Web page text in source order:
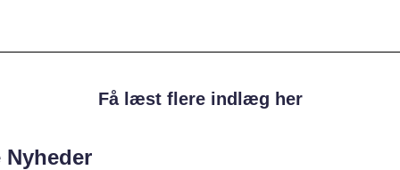
Få læst flere indlæg her
Nyheder